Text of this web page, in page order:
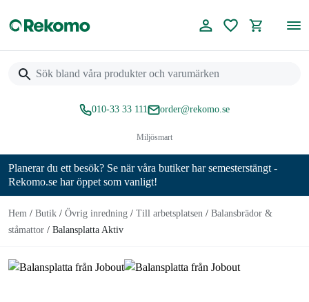
010-33 33 111 order@rekomo.se
Planerar du ett besök? Se när våra butiker har semesterstängt -
Rekomo.se har öppet som vanligt!
Hem / Butik / Övrig inredning / Till arbetsplatsen / Balansbrädor &
ståmattor / Balansplatta Aktiv